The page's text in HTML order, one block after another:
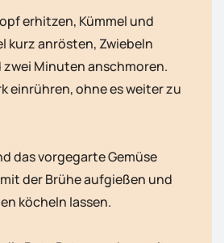
erhitzen, Kümmel und
kurz anrösten, Zwiebeln
Minuten anschmoren.
einrühren, ohne es weiter zu
das vorgegarte Gemüse
der Brühe aufgießen und
köcheln lassen.